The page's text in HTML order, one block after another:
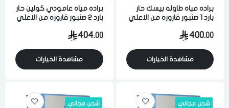
براده مياه طاوله بيسك حار
بارد 1 صنبور قاروره من الاعلي
400.00
مشاهدة الخيارات
براده مياه عامودي كولين حار
بارد 2 صنبور قاروره من الاعلي
404.00
مشاهدة الخيارات
شحن مجاني شحن مجاني